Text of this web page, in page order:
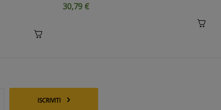
30,79 €
ISCRIVITI